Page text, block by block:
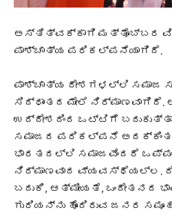
ಅಸ್ತಿತ್ವಕ್ಕಾಗಿ ಮತ್ತೊಬ್ಬರ
ಪಾಶ್ಚಾತ್ಯ ಪರಿಕಲ್ಪನೆಯಾಗಿದೆ.
ಪಾಶ್ಚಾತ್ಯ ದೇಶಗಳಲ್ಲಿ ಸಮಾಜ
ಸಿದ್ಧಾಂತದ ಮೇಲೆ ನಿರ್ಮಾಣವಾಗಿದೆ.
ಉದ್ದೇಶದಿಂದ ಒಟ್ಟಿಗೆ
ಸಮಾಜದ ಪರಿಕಲ್ಪನೆ
ಭಾರತದಲ್ಲಿ ಸಮಾಜವೆಂದರೆ
ನಿರ್ಮಾಣವಾದ ವ್ಯವಸ್ಥೆಯಲ್ಲ.
ಬದುಕಿ, ಆತ್ಮೀಯತೆ, ಒಂದೇತನದ
ಗುರಿಯನ್ನು ಹೊಂದಿರುವ ಜನರ